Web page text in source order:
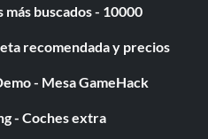
más buscados - 10000
recomendada y precios
- Mesa GameHack
- Coches extra